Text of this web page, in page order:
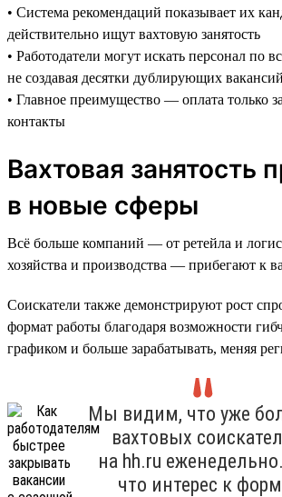
• Система рекомендаций показывает их
действительно ищут вахтовую занятость
• Работодатели могут искать персонал по
не создавая десятки дублирующих вакансий
• Главное преимущество — оплата только
контакты
Вахтовая занятость
в новые сферы
Всё больше компаний — от ретейла и
хозяйства и производства — прибегают к
Соискатели также демонстрируют рост
формат работы благодаря возможности
графиком и больше зарабатывать, меняя
Мы видим, что уже
вахтовых
на hh.ru
что интерес к